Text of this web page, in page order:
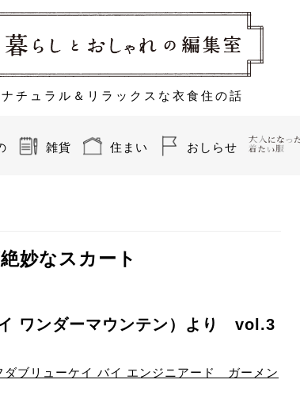
ナチュラル＆リラックスな衣食住の話
雑貨 住まい おしらせ
妙なスカート
ワンダーマウンテン）より vol.3
ダブリューケイ バイ エンジニアード ガーメン